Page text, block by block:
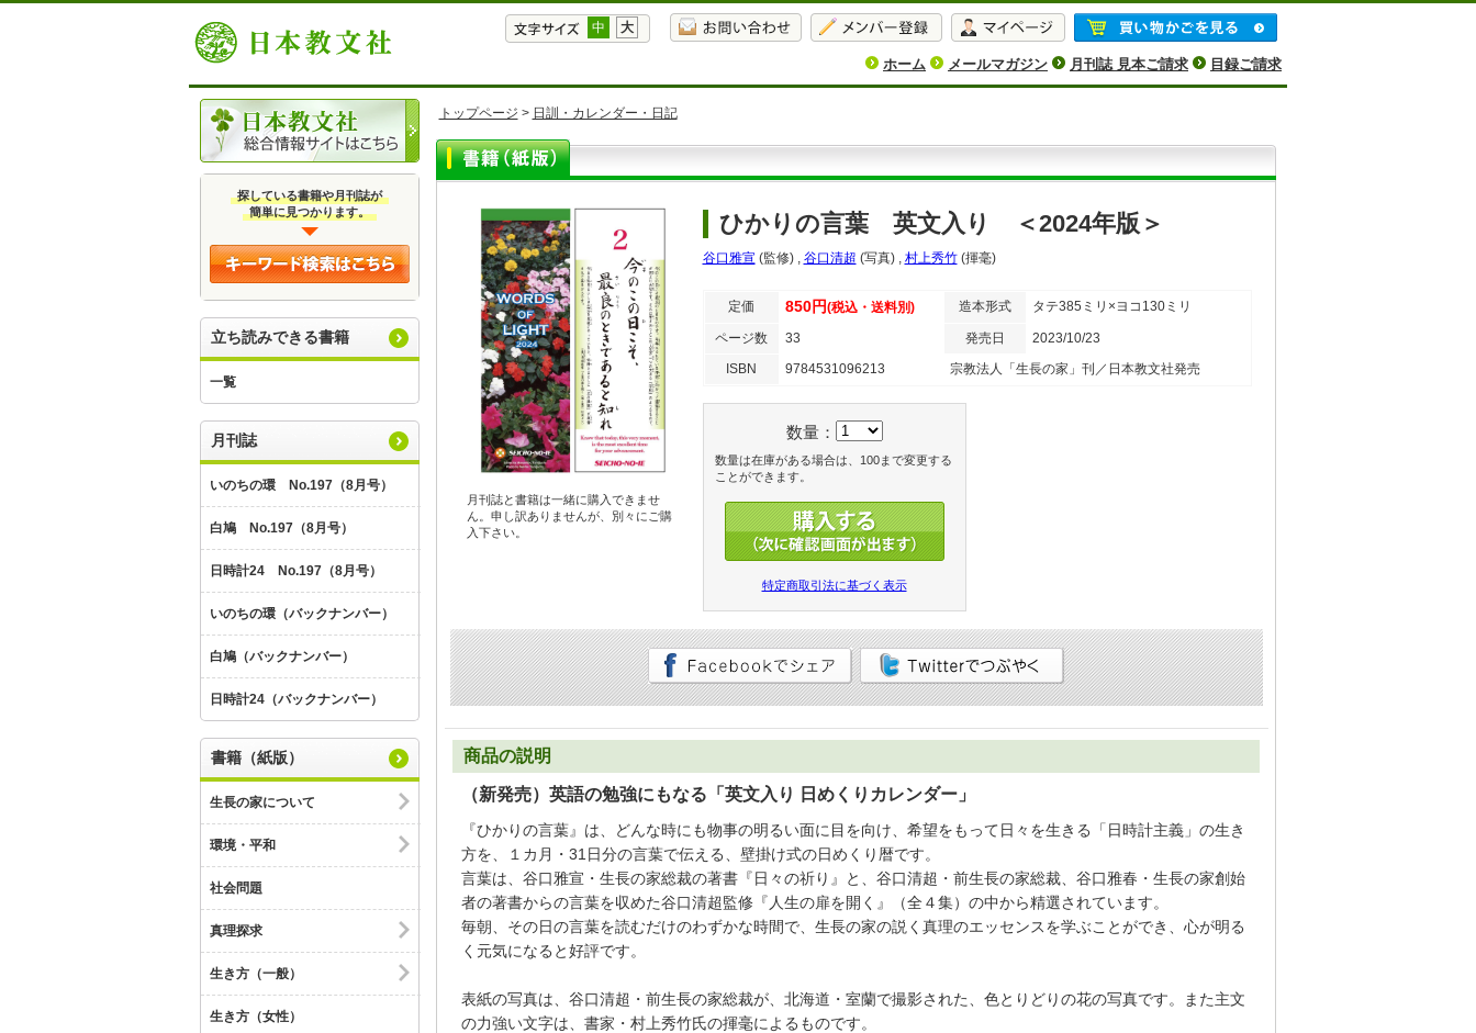
中 大
ホーム メールマガジン 月刊誌 見本ご請求 目録ご請求
探している書籍や月刊誌が
簡単に見つかります。
立ち読みできる書籍
一覧
月刊誌
いのちの環 No.197（8月号）
白鳩 No.197（8月号）
日時計24 No.197（8月号）
いのちの環（バックナンバー）
白鳩（バックナンバー）
日時計24（バックナンバー）
書籍（紙版）
生長の家について
環境・平和
社会問題
真理探求
生き方（一般）
生き方（女性）
トップページ > 日訓・カレンダー・日記
月刊誌と書籍は一緒に購入できませ
ん。申し訳ありませんが、別々にご購
入下さい。
ひかりの言葉 英文入り ＜2024年版＞
谷口雅宣 (監修), 谷口清超 (写真), 村上秀竹 (揮毫)
定価 850円(税込・送料別) 造本形式 タテ385ミリ×ヨコ130ミリ
ページ数 33 発売日
2023/10/23
ISBN
9784531096213 宗教法人「生長の家」刊／日本教文社発売
数量：
数量は在庫がある場合は、100まで変更する
ことができます。
特定商取引法に基づく表示
商品の説明
（新発売）英語の勉強にもなる「英文入り 日めくりカレンダー」
『ひかりの言葉』は、どんな時にも物事の明るい面に目を向け、希望をもって日々を生きる「日時計主義」の生き
方を、１カ月・31日分の言葉で伝える、壁掛け式の日めくり暦です。
言葉は、谷口雅宣・生長の家総裁の著書『日々の祈り』と、谷口清超・前生長の家総裁、谷口雅春・生長の家創始
者の著書からの言葉を収めた谷口清超監修『人生の扉を開く』（全４集）の中から精選されています。
毎朝、その日の言葉を読むだけのわずかな時間で、生長の家の説く真理のエッセンスを学ぶことができ、心が明る
く元気になると好評です。
表紙の写真は、谷口清超・前生長の家総裁が、北海道・室蘭で撮影された、色とりどりの花の写真です。また主文
の力強い文字は、書家・村上秀竹氏の揮毫によるものです。